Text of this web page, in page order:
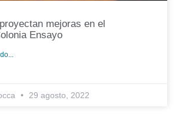
mejoras en el
Ensayo
29 agosto, 2022